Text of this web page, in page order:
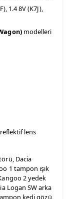
1.4 8V (K7J),
modelleri
lens
Dacia
1 tampon ışık
2 yedek
Logan SW arka
kedi gözü